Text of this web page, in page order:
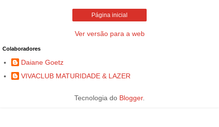
Página inicial
Ver versão para a web
Colaboradores
Daiane Goetz
VIVACLUB MATURIDADE & LAZER
Tecnologia do Blogger.